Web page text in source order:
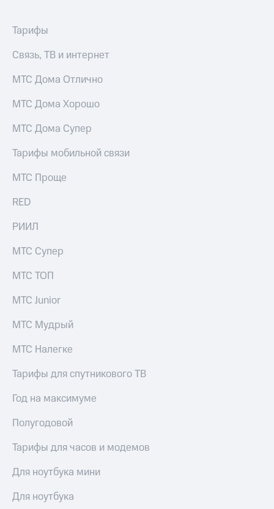
Тарифы
Связь, ТВ и интернет
МТС Дома Отлично
МТС Дома Хорошо
МТС Дома Супер
Тарифы мобильной связи
МТС Проще
RED
РИИЛ
МТС Супер
МТС ТОП
МТС Junior
МТС Мудрый
МТС Налегке
Тарифы для спутникового ТВ
Год на максимуме
Полугодовой
Тарифы для часов и модемов
Для ноутбука мини
Для ноутбука